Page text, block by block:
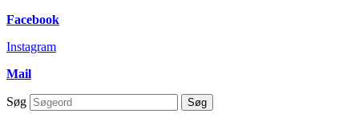
content
Facebook
Instagram
Mail
Søg Søg